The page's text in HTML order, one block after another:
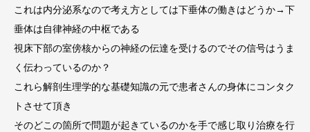
これは内分泌系なので考え方としては下垂体の働きはどうか→下
垂体は自律神経の中枢である
視床下部の室傍核からの神経の伝達を受けるのでその信号はうま
く伝わっているのか？
これら解剖生理学的な基礎知識の元で患者さんの身体にコンタク
トさせて頂き
そのどこの箇所で問題が起きているのかを手で感じ取り治療を行